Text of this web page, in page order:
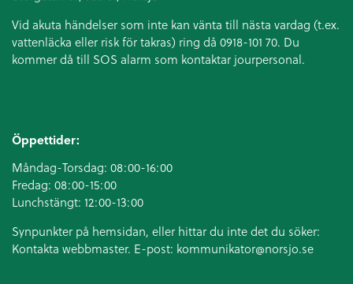
Vid akuta händelser som inte kan vänta till nästa vardag (t.ex.
vattenläcka eller risk för takras) ring då 0918-101 70. Du
kommer då till SOS alarm som kontaktar jourpersonal.
Öppettider:
Måndag-Torsdag: 08:00-16:00
Fredag: 08:00-15:00
Lunchstängt: 12:00-13:00
Synpunkter på hemsidan, eller hittar du inte det du söker:
Kontakta webbmaster. E-post: kommunikator@norsjo.se